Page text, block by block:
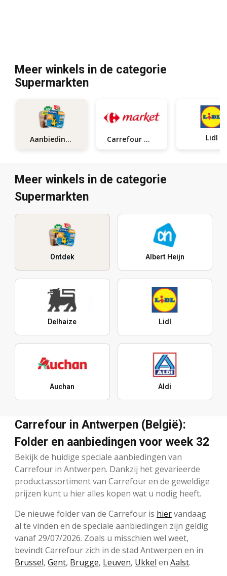
Meer winkels in de categorie
Supermarkten
Aanbiedingen Carrefour market Lidl
Meer winkels in de categorie
Supermarkten
Ontdek Albert Heijn
Delhaize Lidl
Auchan Aldi
Carrefour in Antwerpen (België):
Folder en aanbiedingen voor week 32
Bekijk de huidige speciale aanbiedingen van
Carrefour in Antwerpen. Dankzij het gevarieerde
productassortiment van Carrefour en de geweldige
prijzen kunt u hier alles kopen wat u nodig heeft.
De nieuwe folder van de Carrefour is hiervandaag
al te vinden en de speciale aanbiedingen zijn geldig
vanaf 29/07/2026. Zoals u misschien wel weet,
bevindt Carrefour zich in de stad Antwerpen en in
Brussel, Gent, Brugge, Leuven, Ukkel en Aalst.